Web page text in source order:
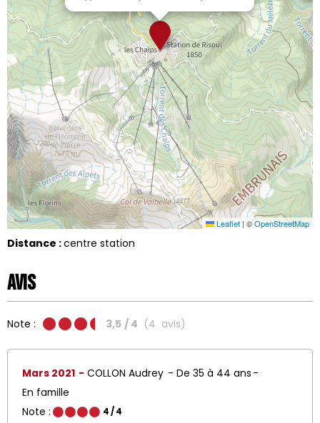
Leaflet | ©OpenStreetMap
Distance :centre station
Avis
Note : 3,5 / 4 (4 avis)
Mars 2021 COLLON Audrey
De 35 à 44 ans
En famille
Note :
4/ 4